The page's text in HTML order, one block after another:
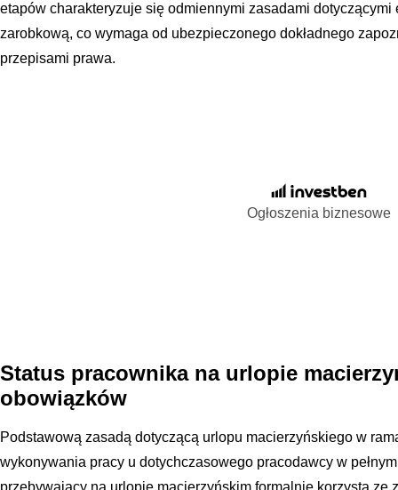
etapów charakteryzuje się odmiennymi zasadami dotyczącymi
zarobkową, co wymaga od ubezpieczonego dokładnego
przepisami prawa.
Ogłoszenia biznesowe
Status pracownika na urlopie
obowiązków
Podstawową zasadą dotyczącą urlopu macierzyńskiego w
wykonywania pracy u dotychczasowego pracodawcy w
przebywający na urlopie macierzyńskim formalnie korzysta